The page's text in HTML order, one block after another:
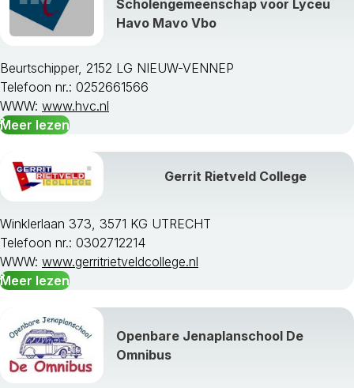
Scholengemeenschap voor Lyceu
Havo Mavo Vbo
Beurtschipper, 2152 LG NIEUW-VENNEP
Telefoon nr.: 0252661566
WWW: www.hvc.nl
Meer lezen
Gerrit Rietveld College
Winklerlaan 373, 3571 KG UTRECHT
Telefoon nr.: 0302712214
WWW: www.gerritrietveldcollege.nl
Meer lezen
Openbare Jenaplanschool De
Omnibus